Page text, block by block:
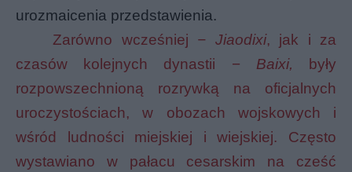
urozmaicenia przedstawienia.
Zarówno wcześniej − Jiaodixi, jak i za
czasów kolejnych dynastii − Baixi, były
rozpowszechnioną rozrywką na oficjalnych
uroczystościach, w obozach wojskowych i
wśród ludności miejskiej i wiejskiej. Często
wystawiano w pałacu cesarskim na cześć